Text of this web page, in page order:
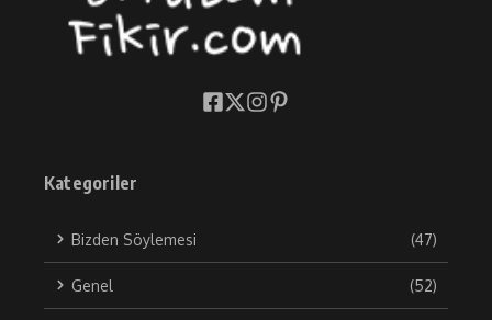
Kategoriler
Bizden Söylemesi (47)
Genel (52)